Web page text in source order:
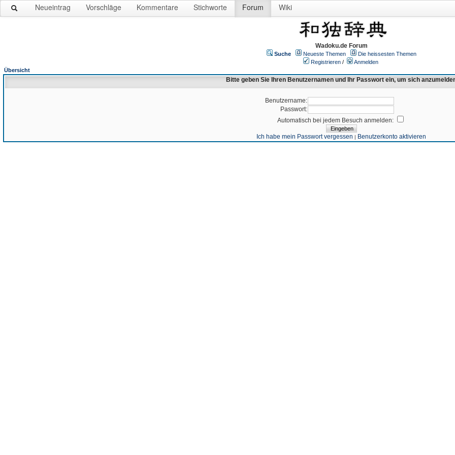
Neueintrag Vorschläge Kommentare Stichworte Forum Wiki
Wadoku.de Forum
Suche Neueste Themen
Die heissesten Themen
Registrieren /
Anmelden
Übersicht
Bitte geben Sie Ihren Benutzernamen und Ihr Passwort ein, um sich
Benutzername:
Passwort:
Automatisch bei jedem Besuch anmelden:
Ich habe mein Passwort vergessen | Benutzerkonto aktivieren